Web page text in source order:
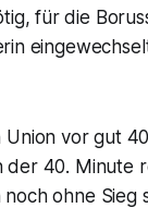
für die
Union vor gut
der 40. Minute
ohne Sieg